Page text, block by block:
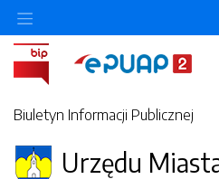
Biuletyn Informacji Publicznej
Urzędu